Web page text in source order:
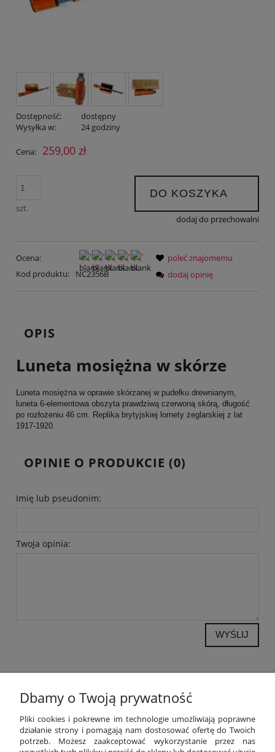
Dostępność:
dostępny
Wysyłka w:
24 godziny
Cena: 259,00 zł
szt.
DO KOSZYKA
dodaj do przechowalni
Ocena:
Kod produktu:
NC2356B
poleć znajomemu
dodaj opinię
OPIS
Luneta mosiężna w skórze
Luneta mosiężna w oprawie skórzanej w pudełku drewnianym,
luneta 6-elementowa obszyta prawdziwą czerwoną skórą, długość
po rozłożeniu 46 cm. Replika brytyjskiej lornety żeglarskiej z lat
1917-1920.
OPINIE O PRODUKCIE (0)
Imię lub pseudonim:
Twoja opinia:
WYŚLIJ
POMOC
MOJE KONTO
Dbamy o Twoją prywatność
Pliki cookies i pokrewne im technologie umożliwiają poprawne
działanie strony i pomagają nam dostosować ofertę do Twoich
potrzeb. Możesz zaakceptować wykorzystanie przez nas